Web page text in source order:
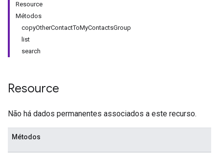
Resource
Métodos
copyOtherContactToMyContactsGroup
list
search
Resource
Não há dados permanentes associados a este recurso.
Métodos